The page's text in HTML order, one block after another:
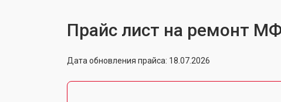
Прайс лист на ремонт
Дата обновления прайса: 18.07.2026